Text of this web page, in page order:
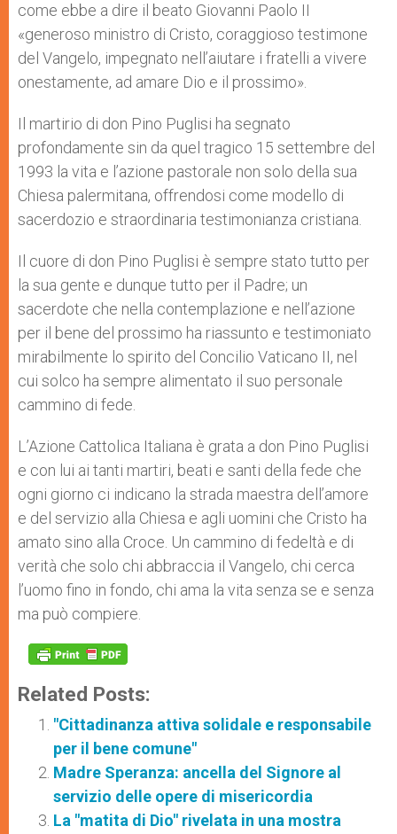
come ebbe a dire il beato Giovanni Paolo II
«generoso ministro di Cristo, coraggioso testimone
del Vangelo, impegnato nell’aiutare i fratelli a vivere
onestamente, ad amare Dio e il prossimo».
Il martirio di don Pino Puglisi ha segnato
profondamente sin da quel tragico 15 settembre del
1993 la vita e l’azione pastorale non solo della sua
Chiesa palermitana, offrendosi come modello di
sacerdozio e straordinaria testimonianza cristiana.
Il cuore di don Pino Puglisi è sempre stato tutto per
la sua gente e dunque tutto per il Padre; un
sacerdote che nella contemplazione e nell’azione
per il bene del prossimo ha riassunto e testimoniato
mirabilmente lo spirito del Concilio Vaticano II, nel
cui solco ha sempre alimentato il suo personale
cammino di fede.
L’Azione Cattolica Italiana è grata a don Pino Puglisi
e con lui ai tanti martiri, beati e santi della fede che
ogni giorno ci indicano la strada maestra dell’amore
e del servizio alla Chiesa e agli uomini che Cristo ha
amato sino alla Croce. Un cammino di fedeltà e di
verità che solo chi abbraccia il Vangelo, chi cerca
l’uomo fino in fondo, chi ama la vita senza se e senza
ma può compiere.
Related Posts:
"Cittadinanza attiva solidale e responsabile
per il bene comune"
Madre Speranza: ancella del Signore al
servizio delle opere di misericordia
La "matita di Dio" rivelata in una mostra